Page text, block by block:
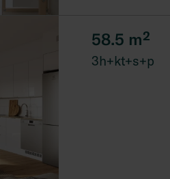
58.5 m²
3h+kt+s+p